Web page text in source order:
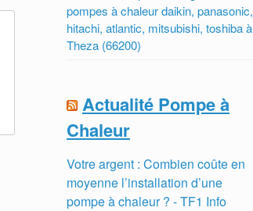
pompes à chaleur daikin, panasonic,
hitachi, atlantic, mitsubishi, toshiba à
Theza (66200)
Actualité Pompe à
Chaleur
Votre argent : Combien coûte en
moyenne l’installation d’une
pompe à chaleur ? - TF1 Info